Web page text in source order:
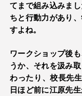
てまで組み込みま
ちと行動力があり
すよね。
ワークショップ後
うか、それを汲み
わったり、校長先
日ほど前に江原先